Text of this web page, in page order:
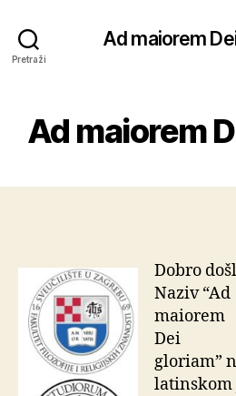
Pretraži
Ad maiorem
Ad maiorem
Dobro
Naziv “Ad
maiorem
Dei
gloriam”
latinskom